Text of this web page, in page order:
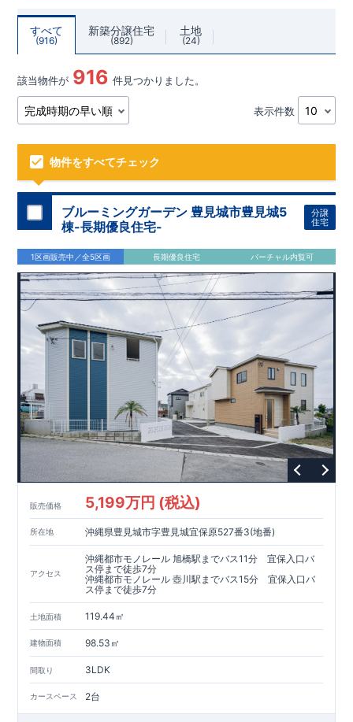
すべて
916
新築分譲住宅
892
土地
24
該当物件が 916 件見つかりました。
表示件数
物件をすべてチェック
ブルーミングガーデン 豊見城市豊見城5
棟-長期優良住宅-
分譲
住宅
1区画販売中／全5区画 長期優良住宅 バーチャル内覧可
販売価格 5,199万円 (税込)
所在地 沖縄県豊見城市字豊見城宜保原527番3(地番)
アクセス
沖縄都市モノレール 旭橋駅までバス11分 宜保入口バ
ス停まで徒歩7分
沖縄都市モノレール 壺川駅までバス15分 宜保入口バ
ス停まで徒歩7分
土地面積 119.44㎡
建物面積 98.53㎡
間取り 3LDK
カースペース 2台